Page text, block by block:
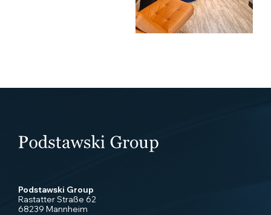
Podstawski Group
Rastatter Straße 62
68239 Mannheim